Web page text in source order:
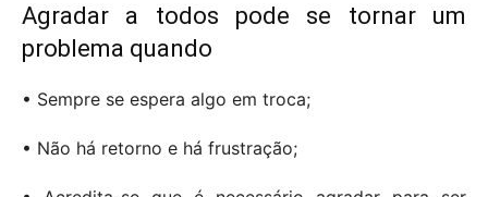
Agradar a todos pode se tornar um
problema quando
• Sempre se espera algo em troca;
• Não há retorno e há frustração;